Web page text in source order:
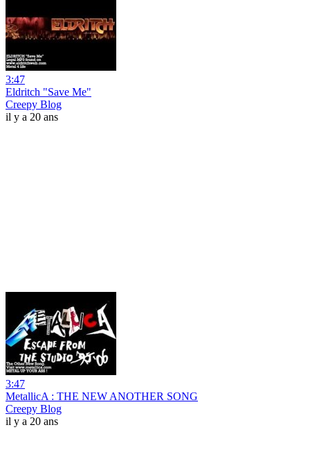
3:47
Eldritch "Save Me"
Creepy Blog
il y a 20 ans
3:47
MetallicA : THE NEW ANOTHER SONG
Creepy Blog
il y a 20 ans